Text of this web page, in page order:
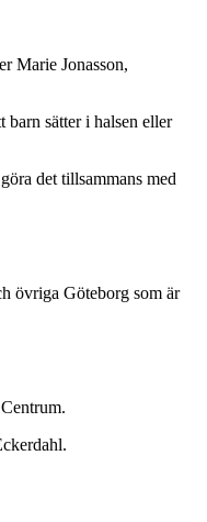
Marie Jonasson,
barn sätter i halsen eller
det tillsammans med
övriga Göteborg som är